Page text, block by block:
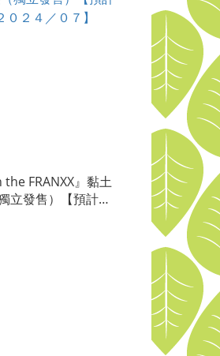
the FRANXX』黏土
立發售）【預計交